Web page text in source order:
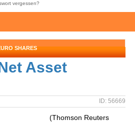
vergessen?
SHARES
Asset
ID: 56669
(Thomson Reuters